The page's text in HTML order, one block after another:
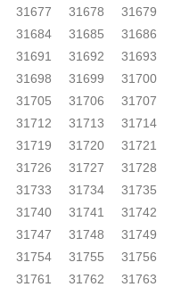
31677 31678
31679
31684 31685
31686
31691 31692
31693
31698 31699
31700
31705 31706
31707
31712 31713
31714
31719 31720
31721
31726 31727
31728
31733 31734
31735
31740 31741
31742
31747 31748
31749
31754 31755
31756
31761 31762
31763